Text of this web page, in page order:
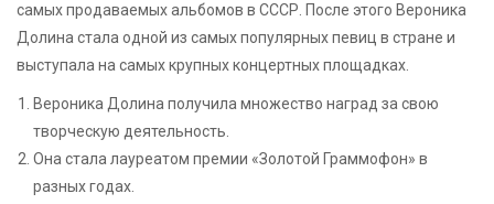
самых продаваемых альбомов в СССР. После этого Вероника
Долина стала одной из самых популярных певиц в стране и
выступала на самых крупных концертных площадках.
Вероника Долина получила множество наград за свою
творческую деятельность.
Она стала лауреатом премии «Золотой Граммофон» в
разных годах.